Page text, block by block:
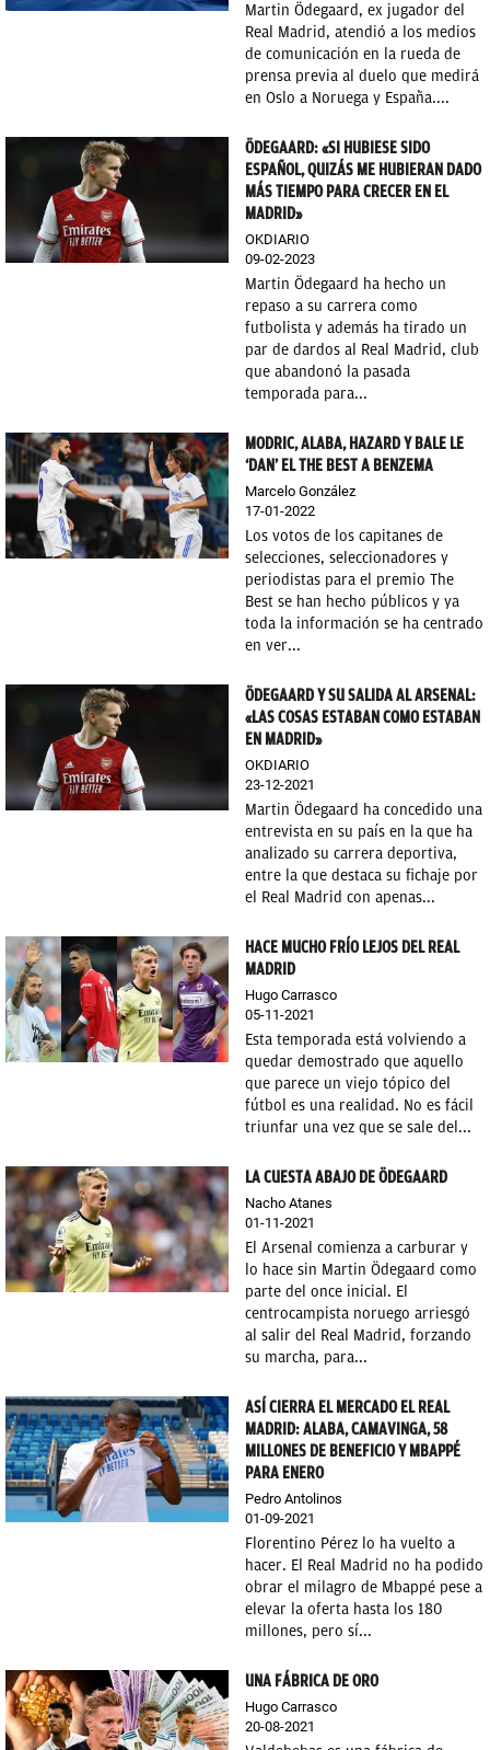
Martin Ödegaard, ex jugador del
Real Madrid, atendió a los medios
de comunicación en la rueda de
prensa previa al duelo que medirá
en Oslo a Noruega y España....
ÖDEGAARD: «SI HUBIESE SIDO
ESPAÑOL, QUIZÁS ME HUBIERAN DADO
MÁS TIEMPO PARA CRECER EN EL
MADRID»
OKDIARIO
09-02-2023
Martin Ödegaard ha hecho un
repaso a su carrera como
futbolista y además ha tirado un
par de dardos al Real Madrid, club
que abandonó la pasada
temporada para...
MODRIC, ALABA, HAZARD Y BALE LE
‘DAN’ EL THE BEST A BENZEMA
Marcelo González
17-01-2022
Los votos de los capitanes de
selecciones, seleccionadores y
periodistas para el premio The
Best se han hecho públicos y ya
toda la información se ha centrado
en ver...
ÖDEGAARD Y SU SALIDA AL ARSENAL:
«LAS COSAS ESTABAN COMO ESTABAN
EN MADRID»
OKDIARIO
23-12-2021
Martin Ödegaard ha concedido una
entrevista en su país en la que ha
analizado su carrera deportiva,
entre la que destaca su fichaje por
el Real Madrid con apenas...
HACE MUCHO FRÍO LEJOS DEL REAL
MADRID
Hugo Carrasco
05-11-2021
Esta temporada está volviendo a
quedar demostrado que aquello
que parece un viejo tópico del
fútbol es una realidad. No es fácil
triunfar una vez que se sale del...
LA CUESTA ABAJO DE ÖDEGAARD
Nacho Atanes
01-11-2021
El Arsenal comienza a carburar y
lo hace sin Martin Ödegaard como
parte del once inicial. El
centrocampista noruego arriesgó
al salir del Real Madrid, forzando
su marcha, para...
ASÍ CIERRA EL MERCADO EL REAL
MADRID: ALABA, CAMAVINGA, 58
MILLONES DE BENEFICIO Y MBAPPÉ
PARA ENERO
Pedro Antolinos
01-09-2021
Florentino Pérez lo ha vuelto a
hacer. El Real Madrid no ha podido
obrar el milagro de Mbappé pese a
elevar la oferta hasta los 180
millones, pero sí...
UNA FÁBRICA DE ORO
Hugo Carrasco
20-08-2021